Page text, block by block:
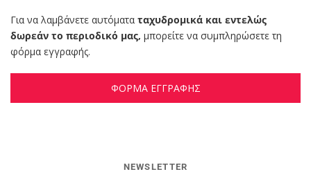
Για να λαμβάνετε αυτόματα ταχυδρομικά και εντελώς
δωρεάν το περιοδικό μας, μπορείτε να συμπληρώσετε τη
φόρμα εγγραφής.
ΦΟΡΜΑ ΕΓΓΡΑΦΗΣ
NEWSLETTER